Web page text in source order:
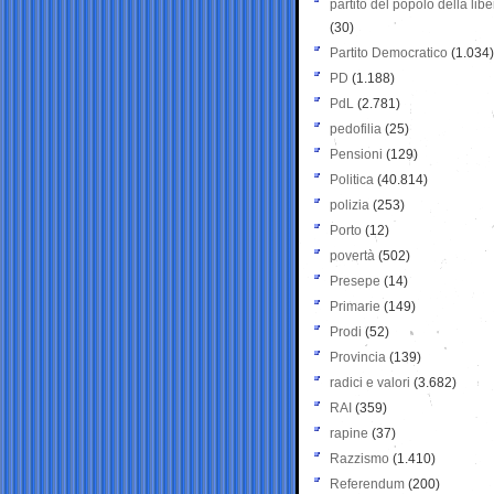
partito del popolo della
(30)
Partito Democratico (1.034)
PD (1.188)
PdL (2.781)
pedofilia (25)
Pensioni (129)
Politica (40.814)
polizia (253)
Porto (12)
povertà (502)
Presepe (14)
Primarie (149)
Prodi (52)
Provincia (139)
radici e valori (3.682)
RAI (359)
rapine (37)
Razzismo (1.410)
Referendum (200)